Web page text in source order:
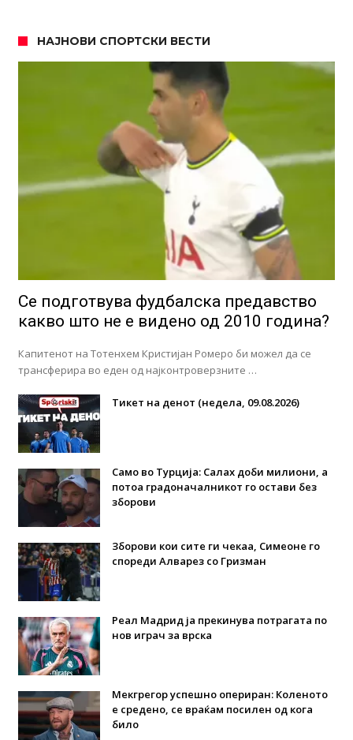
НАЈНОВИ СПОРТСКИ ВЕСТИ
Се подготвува фудбалска предавство
какво што не е видено од 2010 година?
Капитенот на Тотенхем Кристијан Ромеро би можел да се
трансферира во еден од најконтроверзните …
Тикет на денот (недела, 09.08.2026)
Само во Турција: Салах доби милиони, а
потоа градоначалникот го остави без
зборови
Зборови кои сите ги чекаа, Симеоне го
спореди Алварез со Гризман
Реал Мадрид ја прекинува потрагата по
нов играч за врска
Мекгрегор успешно опериран: Коленото
е средено, се враќам посилен од кога
било